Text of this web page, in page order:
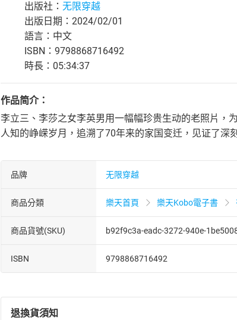
出版社： 无限穿越
出版日期：2024/02/01
語言：中文
ISBN：9798868716492
時長：05:34:37
作品简介：
李立三、李莎之女李英男用一幅幅珍贵生动的老照片，
人知的峥嵘岁月，追溯了70年来的家国变迁，见证了
品牌 无限穿越
商品分類 樂天首頁 樂天Kobo電子書
商品貨號(SKU) b92f9c3a-eadc-3272-940e-
ISBN 9798868716492
退換貨須知